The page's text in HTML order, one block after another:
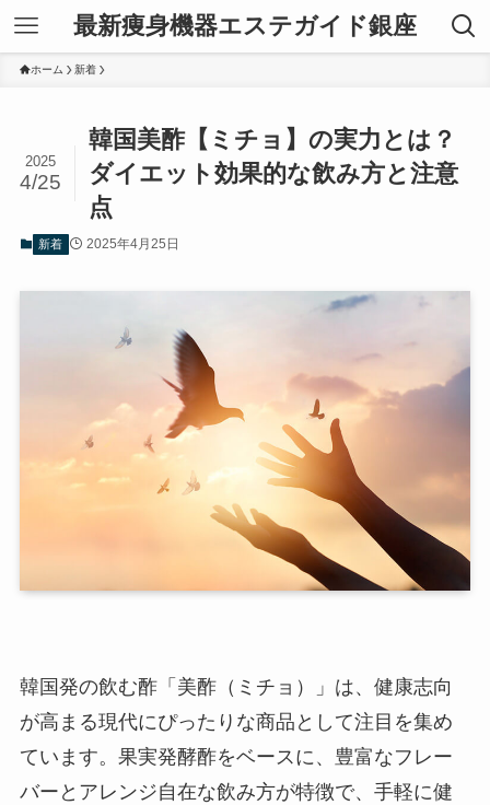
最新痩身機器エステガイド銀座
ホーム 新着
韓国美酢【ミチョ】の実力とは？
ダイエット効果的な飲み方と注意
点
2025
4/25
新着 2025年4月25日
韓国発の飲む酢「美酢（ミチョ）」は、健康志向
が高まる現代にぴったりな商品として注目を集め
ています。果実発酵酢をベースに、豊富なフレー
バーとアレンジ自在な飲み方が特徴で、手軽に健